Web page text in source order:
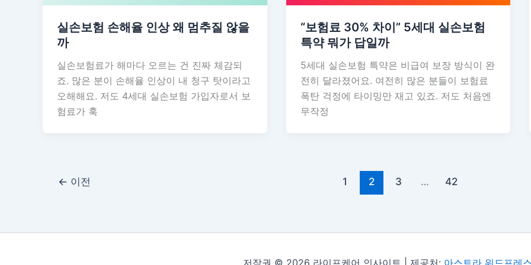
실손보험 손해율 인상 왜 멈추질 않을
까
실손보험료가 해마다 오르는 건 진짜 체감되
죠. 많은 분이 손해율 인상이 내 청구 탓이라고
오해해요. 저도 4세대 실손보험 가입자로서 보
험료가 훅
“보험료 30% 차이” 5세대 실손보험
특약 뭐가 답일까
5세대 실손보험 특약은 비급여 보장 방식이 완
전히 달라졌어요. 여전히 많은 분들이 보험료
폭탄 걱정에 타이밍만 재고 있죠. 저도 처음엔
무작정
← 이전 1 2 3 … 42
저작권 © 2026 라이프케어 인사이트 | 제공처: 아스트라 워드프레